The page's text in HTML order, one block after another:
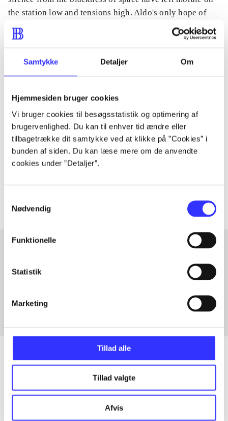
Samtykke Detaljer Om
Hjemmesiden bruger cookies
Vi bruger cookies til besøgsstatistik og optimering af
brugervenlighed. Du kan til enhver tid ændre eller
tilbagetrække dit samtykke ved at klikke på ”Cookies” i
bunden af siden. Du kan læse mere om de anvendte
cookies under ”Detaljer”.
Nødvendig
Funktionelle
Statistik
Marketing
Tillad alle
Tillad valgte
Afvis
the station low and tensions high. Aldo's only hope of
transcending his station, and cloning a piece of his soul
somewhere new is both his triumph and his terrible
Tidsskrift
Artiklen er en del af
lorem ipsum dolor sit amet ...
Tidsskrift
Artikler med samme emner
Artikler